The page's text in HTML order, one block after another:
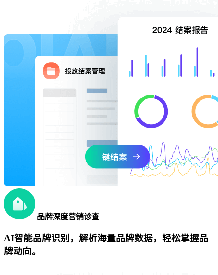
品牌深度营销诊查
AI智能品牌识别，解析海量品牌数据，轻松掌握品
牌动向。